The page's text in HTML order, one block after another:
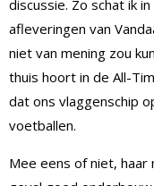
discussie. Zo schat ik
afleveringen van
niet van mening zou
thuis hoort in de All-
dat ons vlaggenschip
voetballen.
Mee eens of niet, haar